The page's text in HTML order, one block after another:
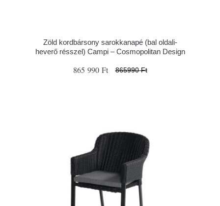
Zöld kordbársony sarokkanapé (bal oldali-
heverő résszel) Campi – Cosmopolitan Design
865 990 Ft 865990 Ft